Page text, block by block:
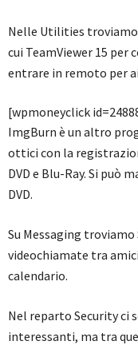
Nelle Utilities
cui TeamViewer 15 per
entrare in remoto per
[wpmoneyclick
ImgBurn è un altro
ottici con la
DVD e Blu-Ray. Si può
DVD.
Su Messaging
videochiamate tra
calendario.
Nel reparto Security ci
interessanti, ma tra